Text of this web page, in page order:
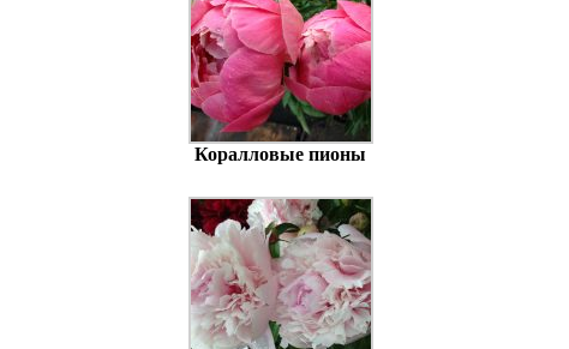
Коралловые пионы